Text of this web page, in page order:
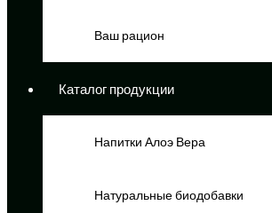
Ваш рацион
Каталог продукции
Напитки Алоэ Вера
Натуральные биодобавки